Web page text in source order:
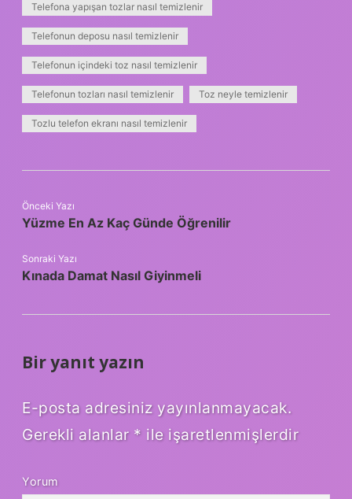
Telefona yapışan tozlar nasıl temizlenir
Telefonun deposu nasıl temizlenir
Telefonun içindeki toz nasıl temizlenir
Telefonun tozları nasıl temizlenir Toz neyle temizlenir
Tozlu telefon ekranı nasıl temizlenir
Önceki Yazı
Yüzme En Az Kaç Günde Öğrenilir
Sonraki Yazı
Kınada Damat Nasıl Giyinmeli
Bir yanıt yazın
E-posta adresiniz yayınlanmayacak.
Gerekli alanlar * ile işaretlenmişlerdir
Yorum